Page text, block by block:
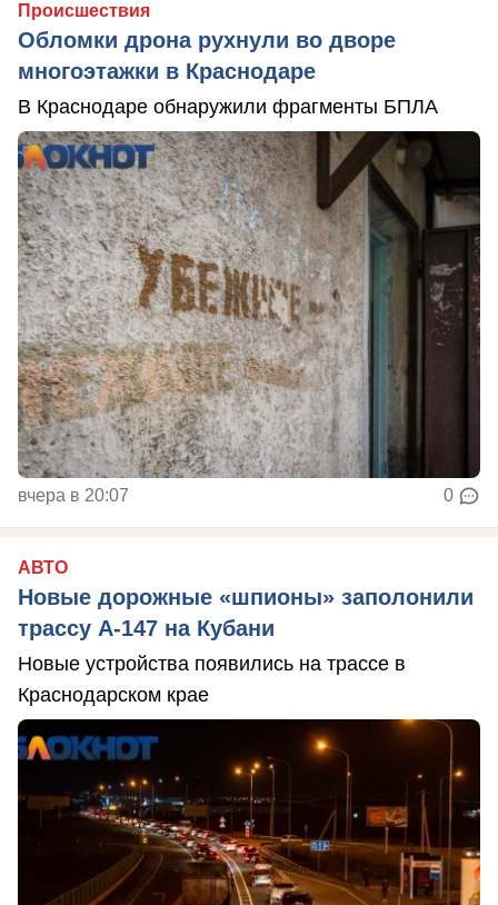
Происшествия
Обломки дрона рухнули во дворе
многоэтажки в Краснодаре
В Краснодаре обнаружили фрагменты БПЛА
вчера в 20:07 0
АВТО
Новые дорожные «шпионы» заполонили
трассу А-147 на Кубани
Новые устройства появились на трассе в
Краснодарском крае